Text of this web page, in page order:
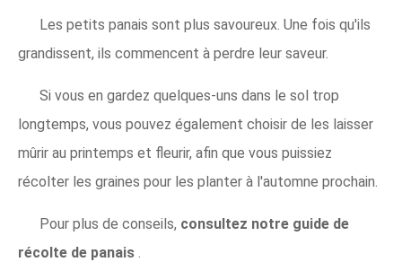
Les petits panais sont plus savoureux. Une fois qu'ils
grandissent, ils commencent à perdre leur saveur.
Si vous en gardez quelques-uns dans le sol trop
longtemps, vous pouvez également choisir de les laisser
mûrir au printemps et fleurir, afin que vous puissiez
récolter les graines pour les planter à l'automne prochain.
Pour plus de conseils, consultez notre guide de
récolte de panais .